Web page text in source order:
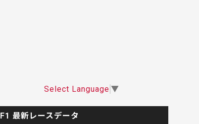
Select Language ▼
F1 最新レースデータ